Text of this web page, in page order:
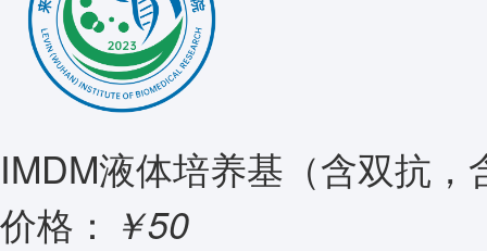
IMDM液体培养基（含双抗
价格： ￥50